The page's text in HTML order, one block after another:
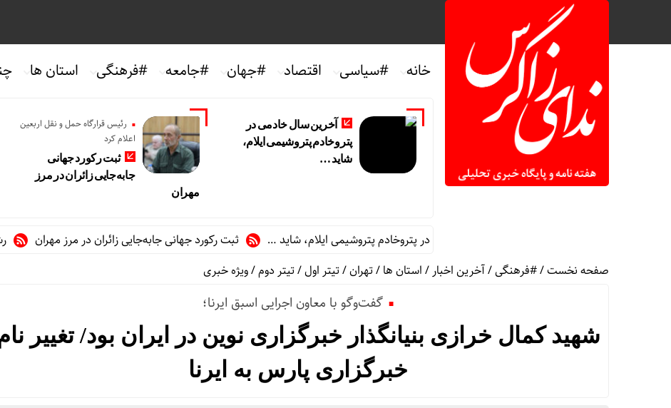
خانه #سیاسی اقتصاد #جهان #جامعه #فرهنگی استان ها
آخرین سال خادمی در
پتروخادم پتروشیمی ایلام،
شاید …
رئیس قرارگاه حمل و نقل اربعین
اعلام کرد
ثبت رکورد جهانی
جابه‌جایی زائران در مرز
مهران
آخرین سال خادمی در پتروخادم پتروشیمی ایلام، شاید … ثبت رکورد جهانی جابه‌جایی زائران در مرز مهران رشد ۲۴ درصدی تردد زائران در اربعین از مرز مهران
صفحه نخست/#فرهنگی/آخرین اخبار/استان ها/تهران/تیتر اول/تیتر دوم/ویژه خبری
گفت‌وگو با معاون اجرایی اسبق ایرنا؛
شهید کمال خرازی بنیانگذار خبرگزاری نوین در ایران بود/ تغییر
خبرگزاری پارس به ایرنا